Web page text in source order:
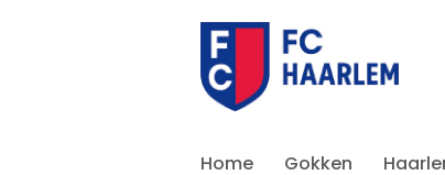
Home Gokken